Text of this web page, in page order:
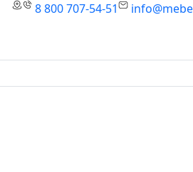
8 800 707-54-51